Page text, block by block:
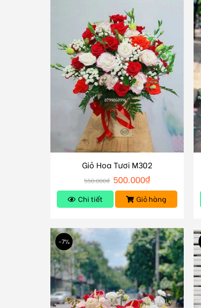
Giỏ Hoa Tươi M302
550.000₫ 500.000₫
Chi tiết Giỏ hàng
-7%